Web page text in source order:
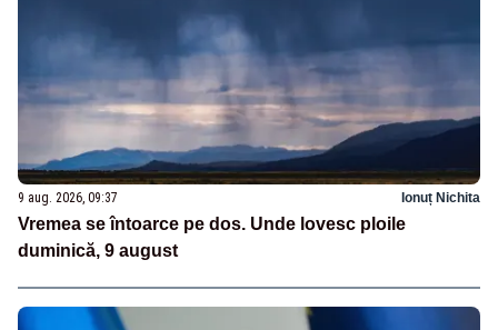
9 aug. 2026, 09:37 Ionuț Nichita
Vremea se întoarce pe dos. Unde lovesc ploile
duminică, 9 august